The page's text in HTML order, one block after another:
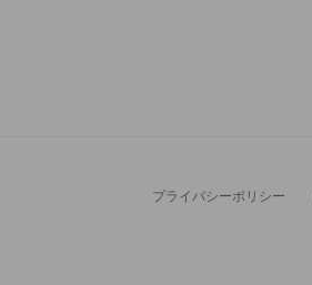
プライバシーポリシー